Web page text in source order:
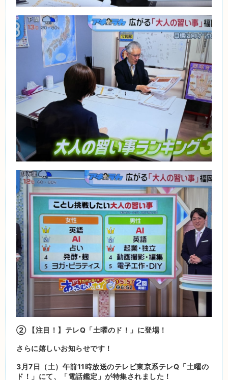
② 【注目！】テレQ「土曜のド！」に登場！
さらに嬉しいお知らせです！
3月7日（土）午前11時放送のテレビ東京系テレQ「土曜の
ド！」にて、「電話鑑定」が特集されました！